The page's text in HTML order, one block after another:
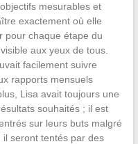
mesurables et
exactement où elle
pour chaque étape du
aux yeux de tous.
facilement suivre
rapports mensuels
Lisa avait toujours une
souhaités ; il est
sur leurs buts malgré
il seront tentés par des